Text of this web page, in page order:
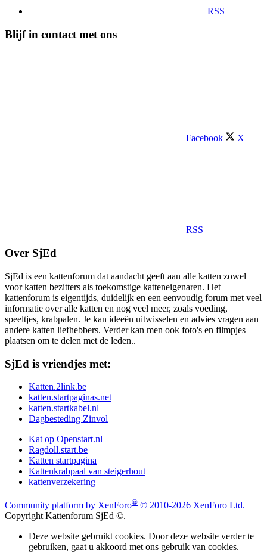
RSS
Blijf in contact met ons
Facebook X
RSS
Over SjEd
SjEd is een kattenforum dat aandacht geeft aan alle katten zowel
voor katten bezitters als toekomstige katteneigenaren. Het
kattenforum is eigentijds, duidelijk en een eenvoudig forum met veel
informatie over alle katten en nog veel meer, zoals voeding,
speeltjes, krabpalen. Je kan ideeën uitwisselen en advies vragen aan
andere katten liefhebbers. Verder kan men ook foto's en filmpjes
plaatsen om te delen met de leden..
SjEd is vriendjes met:
Katten.2link.be
katten.startpaginas.net
katten.startkabel.nl
Dagbesteding Zinvol
Kat op Openstart.nl
Ragdoll.start.be
Katten startpagina
Kattenkrabpaal van steigerhout
kattenverzekering
Community platform by XenForo® © 2010-2026 XenForo Ltd.
Copyright Kattenforum SjEd ©.
Deze website gebruikt cookies. Door deze website verder te
gebruiken, gaat u akkoord met ons gebruik van cookies.